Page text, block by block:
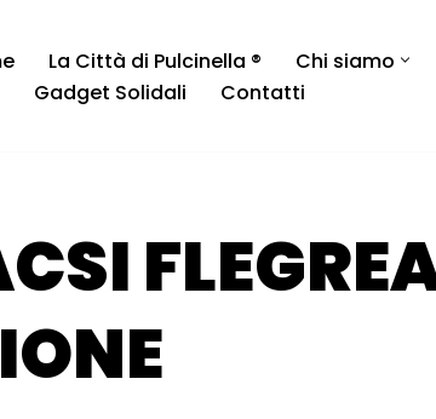
La Città di Pulcinella ® Chi siamo
Gadget Solidali Contatti